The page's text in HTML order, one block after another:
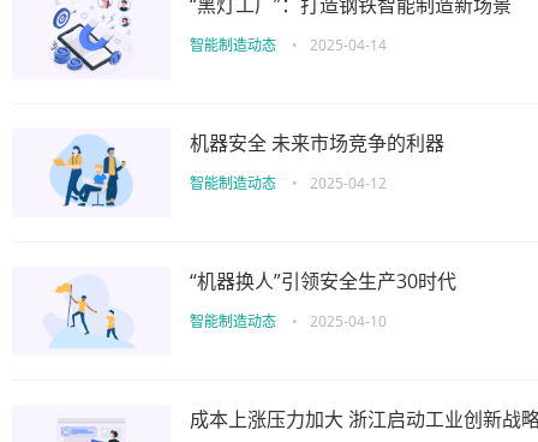
智能制造动态 • 2025-04-14
机器安全 未来市场竞争的利器
智能制造动态 • 2025-04-12
“机器换人”引领安全生产30时代
智能制造动态 • 2025-04-10
成本上涨压力加大 浙江启动工业创新战